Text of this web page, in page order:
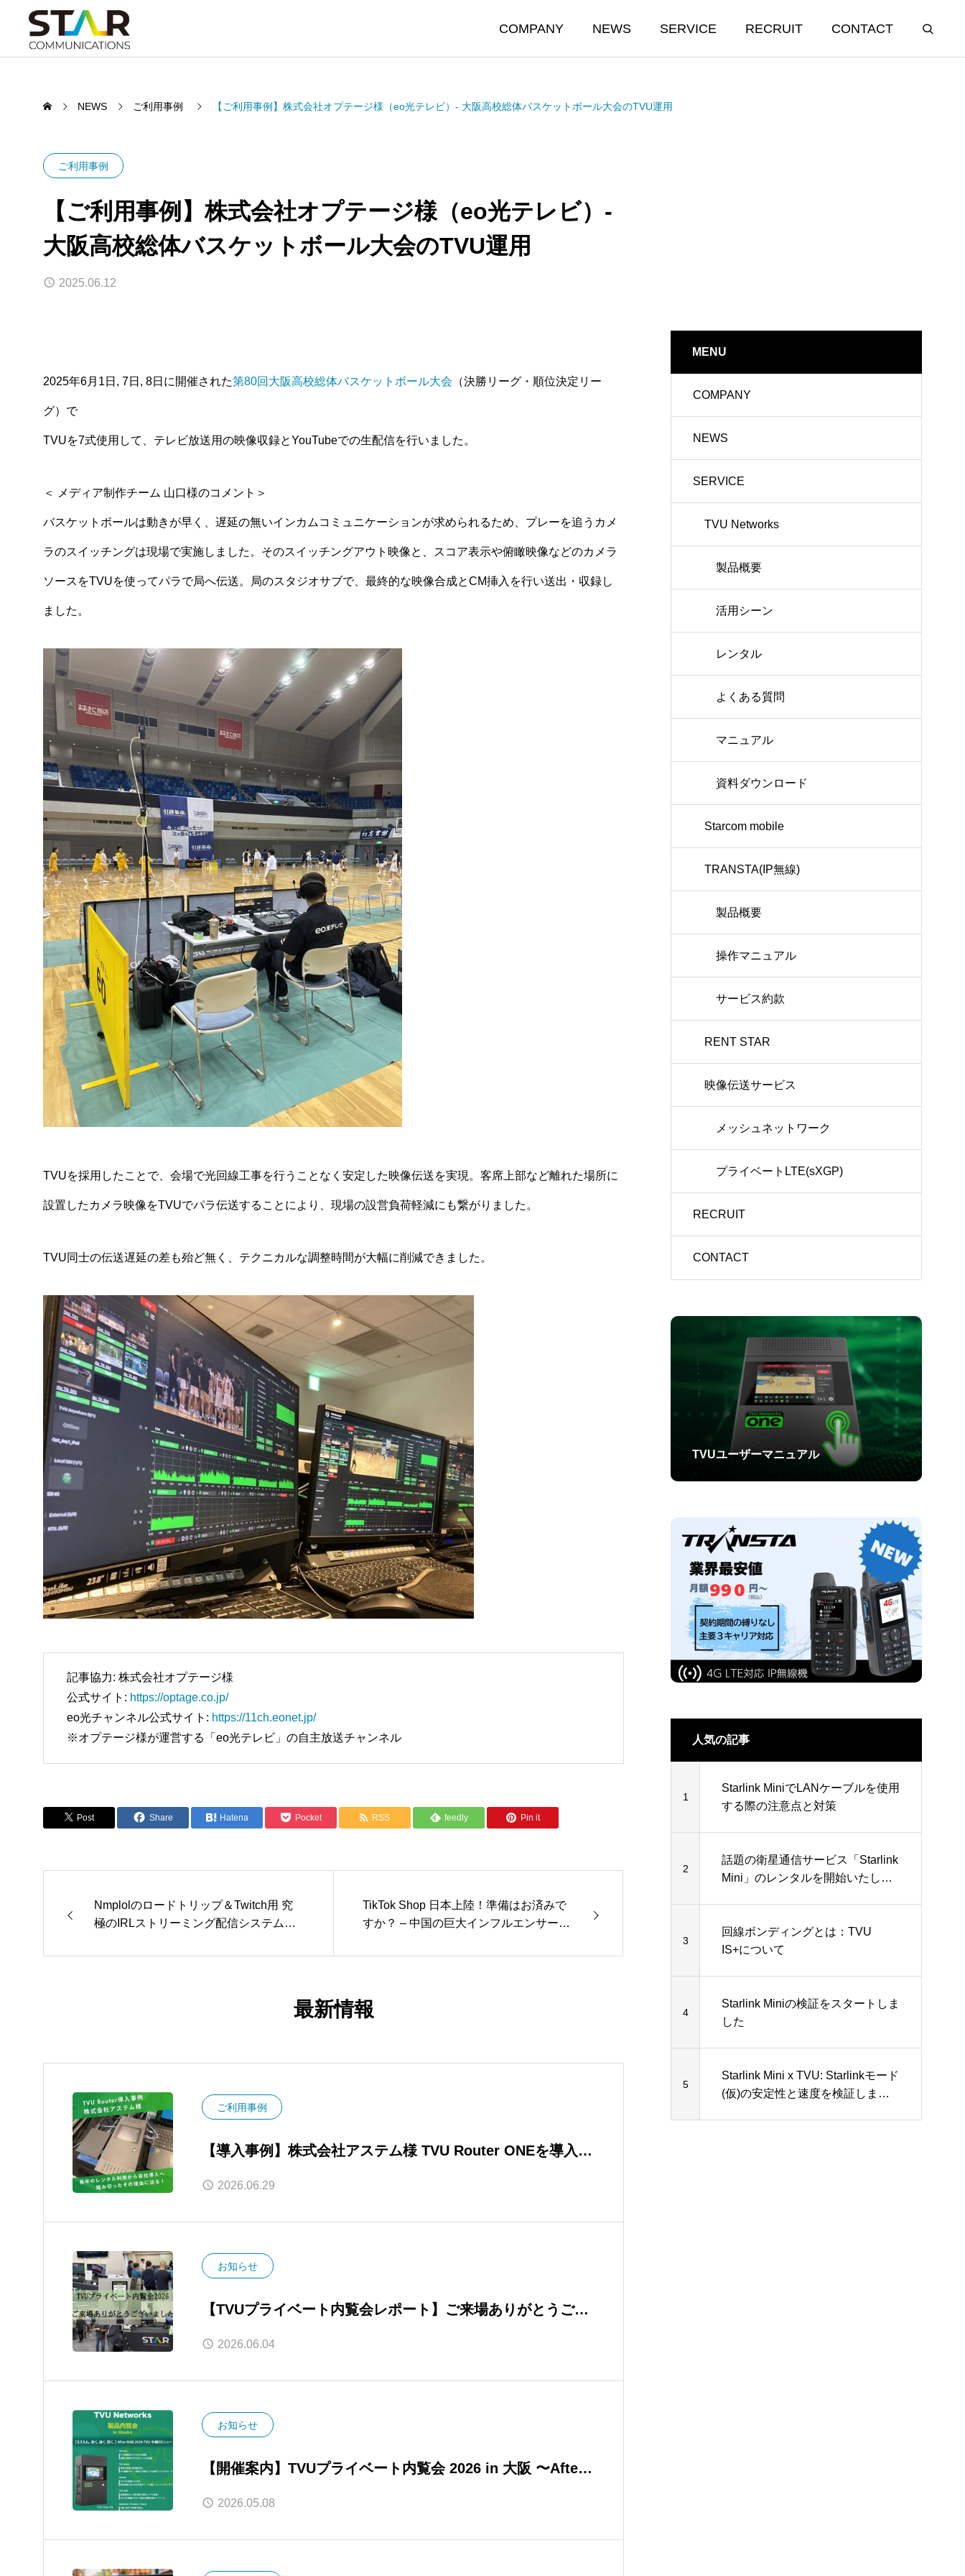
COMPANY NEWS SERVICE RECRUIT CONTACT
NEWS ご利用事例 【ご利用事例】株式会社オプテージ様（eo光テレビ）- 大阪高校総体バスケットボール大会のTVU運用
ご利用事例
【ご利用事例】株式会社オプテージ様（eo光テレビ）-
大阪高校総体バスケットボール大会のTVU運用
2025.06.12
2025年6月1日, 7日, 8日に開催された第80回大阪高校総体バスケットボール大会 （決勝リーグ・順位決定リー
グ）で
TVUを7式使用して、テレビ放送用の映像収録とYouTubeでの生配信を行いました。
＜ メディア制作チーム 山口様のコメント＞
バスケットボールは動きが早く、遅延の無いインカムコミュニケーションが求められるため、プレーを追うカメ
ラのスイッチングは現場で実施しました。そのスイッチングアウト映像と、スコア表示や俯瞰映像などのカメラ
ソースをTVUを使ってパラで局へ伝送。局のスタジオサブで、最終的な映像合成とCM挿入を行い送出・収録し
ました。
TVUを採用したことで、会場で光回線工事を行うことなく安定した映像伝送を実現。客席上部など離れた場所に
設置したカメラ映像をTVUでパラ伝送することにより、現場の設営負荷軽減にも繋がりました。
TVU同士の伝送遅延の差も殆ど無く、テクニカルな調整時間が大幅に削減できました。
記事協力: 株式会社オプテージ様
公式サイト: https://optage.co.jp/
eo光チャンネル公式サイト: https://11ch.eonet.jp/
※オプテージ様が運営する「eo光テレビ」の自主放送チャンネル
Post Share Hatena Pocket RSS feedly Pin it
Nmplolのロードトリップ＆Twitch用 究
極のIRLストリーミング配信システム｜
TikTok Shop 日本上陸！準備はお済みで
すか？ – 中国の巨大インフルエンサーた
最新情報
ご利用事例
【導入事例】株式会社アステム様 TVU Router ONEを導入 |
レンタル運用から自社導入への切り替えで実現した機動力と
2026.06.29
お知らせ
【TVUプライベート内覧会レポート】ご来場ありがとうござ
いました！
2026.06.04
お知らせ
【開催案内】TVUプライベート内覧会 2026 in 大阪 〜After
NAB Show〜（共催：アスヒラク株式会社）
2026.05.08
MENU
COMPANY
NEWS
SERVICE
TVU Networks
製品概要
活用シーン
レンタル
よくある質問
マニュアル
資料ダウンロード
Starcom mobile
TRANSTA(IP無線)
製品概要
操作マニュアル
サービス約款
RENT STAR
映像伝送サービス
メッシュネットワーク
プライベートLTE(sXGP)
RECRUIT
CONTACT
TVUユーザーマニュアル
人気の記事
1
Starlink MiniでLANケーブルを使用
する際の注意点と対策
2
話題の衛星通信サービス「Starlink
Mini」のレンタルを開始いたしま
3
回線ボンディングとは：TVU
IS+について
4
Starlink Miniの検証をスタートしま
した
5
Starlink Mini x TVU: Starlinkモード
(仮)の安定性と速度を検証しまし